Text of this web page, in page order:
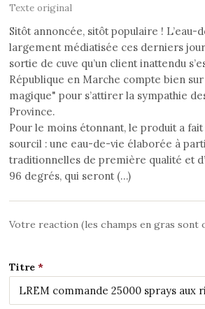
Texte original
Sitôt annoncée, sitôt populaire ! L’eau-
largement médiatisée ces derniers
sortie de cuve qu’un client inattendu
République en Marche compte bien
magique" pour s’attirer la sympathie
Province.
Pour le moins étonnant, le produit a fait
sourcil : une eau-de-vie élaborée à
traditionnelles de première qualité et
96 degrés, qui seront (…)
Votre reaction (les champs en gras sont
Titre